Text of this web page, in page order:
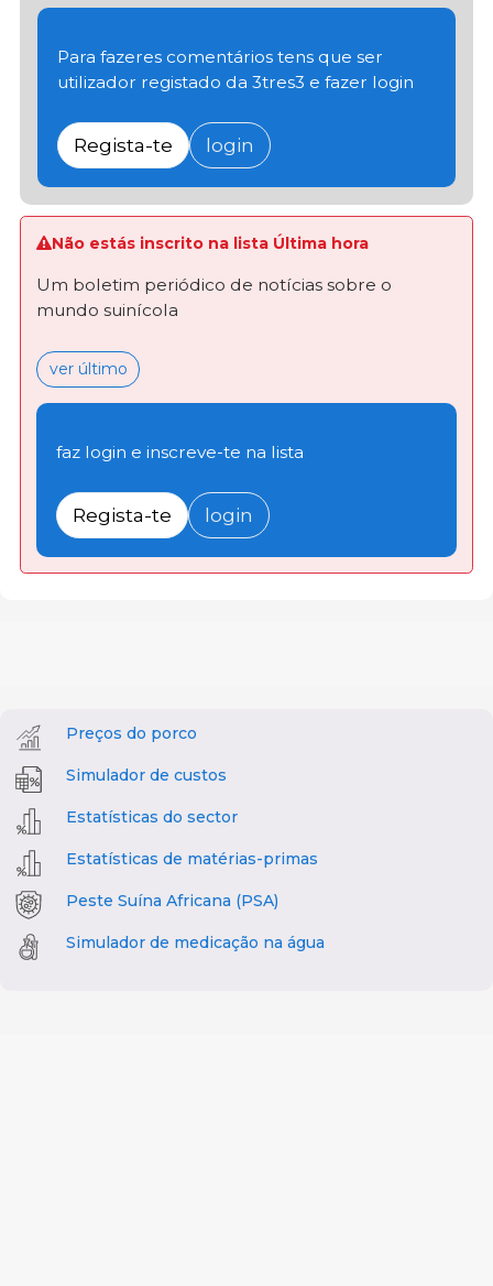
Para fazeres comentários tens que ser
utilizador registado da 3tres3 e fazer login
Regista-te login
Não estás inscrito na lista Última hora
Um boletim periódico de notícias sobre o
mundo suinícola
ver último
faz login e inscreve-te na lista
Regista-te login
Preços do porco
Simulador de custos
Estatísticas do sector
Estatísticas de matérias-primas
Peste Suína Africana (PSA)
Simulador de medicação na água